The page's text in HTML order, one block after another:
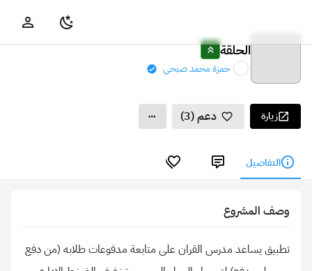
الحلقة
حمزة محمد صبحي
زيارة دعم (3)
التفاصيل
وصف المشروع
تطبيق يساعد مدرس القران على متابعة مدفوعات طلابه (من دفع